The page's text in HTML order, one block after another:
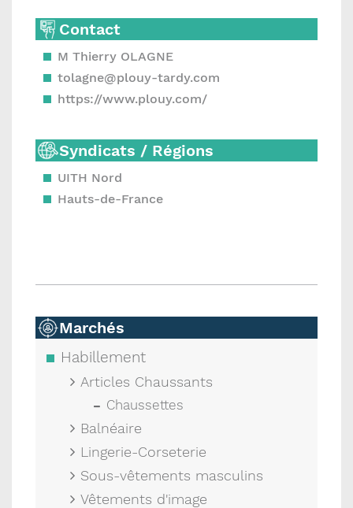
Contact
M Thierry OLAGNE
tolagne@plouy-tardy.com
https://www.plouy.com/
Syndicats / Régions
UITH Nord
Hauts-de-France
Marchés
Habillement
Articles Chaussants
Chaussettes
Balnéaire
Lingerie-Corseterie
Sous-vêtements masculins
Vêtements d'image